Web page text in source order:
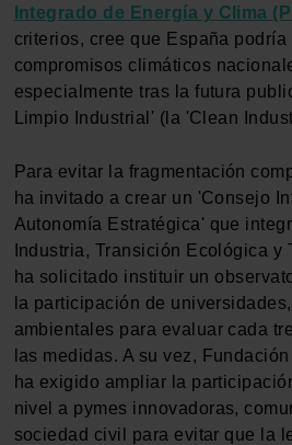
Integrado de Energía y Clima
criterios, cree que España
compromisos climáticos
especialmente tras la futura
Limpio Industrial' (la 'Clean
Para evitar la fragmentación
ha invitado a crear un 'Consejo
Autonomía Estratégica' que
Industria, Transición Ecológica y
ha solicitado instituir un
la participación de
ambientales para evaluar cada
las medidas. A su vez,
ha exigido ampliar la
nivel a pymes innovadoras,
sociedad civil para evitar que la